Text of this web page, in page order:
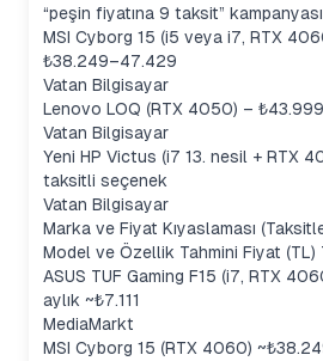
“peşin fiyatına 9 taksit”
MSI Cyborg 15 (i5 veya i7, RTX
₺38.249–47.429
Vatan Bilgisayar
Lenovo LOQ (RTX 4050) –
Vatan Bilgisayar
Yeni HP Victus (i7 13. nesil + RTX
taksitli seçenek
Vatan Bilgisayar
Marka ve Fiyat Kıyaslaması
Model ve Özellik Tahmini Fiyat (TL)
ASUS TUF Gaming F15 (i7, RTX
aylık ~₺7.111
MediaMarkt
MSI Cyborg 15 (RTX 4060)